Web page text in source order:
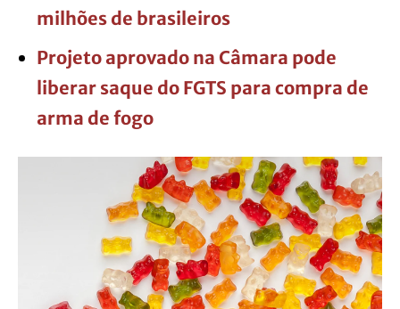
milhões de brasileiros
Projeto aprovado na Câmara pode
liberar saque do FGTS para compra de
arma de fogo